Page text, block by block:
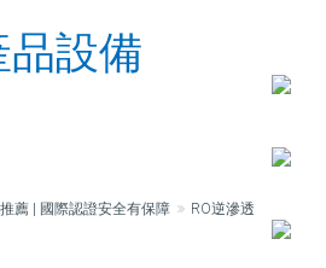
設備
薦 | 國際認證安全有保障
RO逆滲透